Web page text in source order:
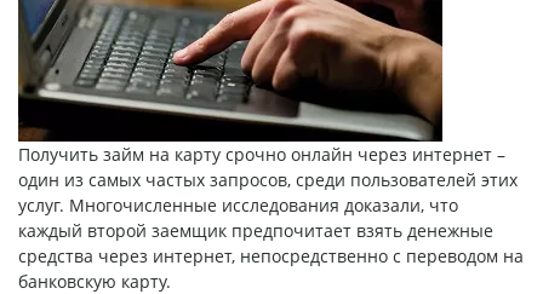
Получить займ на карту срочно онлайн через интернет –
один из самых частых запросов, среди пользователей этих
услуг. Многочисленные исследования доказали, что
каждый второй заемщик предпочитает взять денежные
средства через интернет, непосредственно с переводом на
банковскую карту.